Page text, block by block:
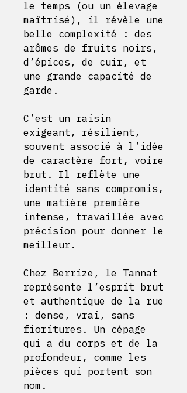
le temps (ou un élevage
maîtrisé), il révèle une
belle complexité : des
arômes de fruits noirs,
d’épices, de cuir, et
une grande capacité de
garde.
C’est un raisin
exigeant, résilient,
souvent associé à l’idée
de caractère fort, voire
brut. Il reflète une
identité sans compromis,
une matière première
intense, travaillée avec
précision pour donner le
meilleur.
Chez Berrize, le Tannat
représente l’esprit brut
et authentique de la rue
: dense, vrai, sans
fioritures. Un cépage
qui a du corps et de la
profondeur, comme les
pièces qui portent son
nom.